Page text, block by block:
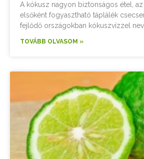
A kókusz nagyon biztonságos étel, az
elsőként fogyasztható táplálék
fejlődő országokban kókuszvízzel
TOVÁBB OLVASOM »